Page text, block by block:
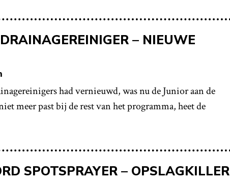
– NIEUWE
had vernieuwd, was nu de Junior aan de
meer past bij de rest van het programma, heet de
SPOTSPRAYER – OPSLAGKILLER